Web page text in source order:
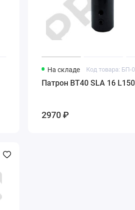
На складе Код товара: БП-
Патрон BT40 SLA 16 L150
2970 ₽